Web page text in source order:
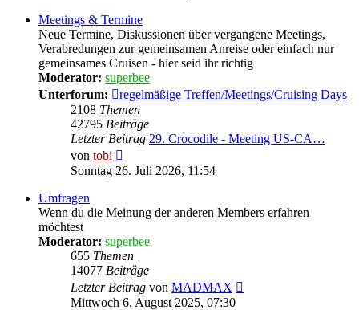
Meetings & Termine
Neue Termine, Diskussionen über vergangene Meetings,
Verabredungen zur gemeinsamen Anreise oder einfach nur
gemeinsames Cruisen - hier seid ihr richtig
Moderator: superbee
Unterforum:
regelmäßige Treffen/Meetings/Cruising Days
2108 Themen
42795 Beiträge
Letzter Beitrag 29. Crocodile - Meeting US-CA…
von tobi
Beitrag
Sonntag 26. Juli 2026, 11:54
Umfragen
Wenn du die Meinung der anderen Members erfahren
möchtest
Moderator: superbee
655 Themen
14077 Beiträge
Letzter Beitrag von MADMAX
Mittwoch 6. August 2025, 07:30